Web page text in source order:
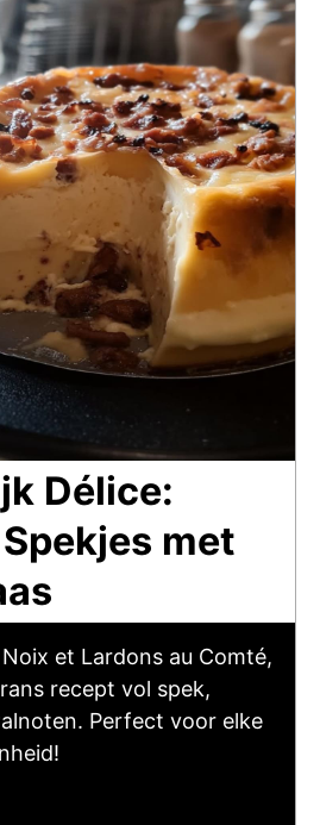
Délice:
met
et Lardons au Comté,
recept vol spek,
Perfect voor elke